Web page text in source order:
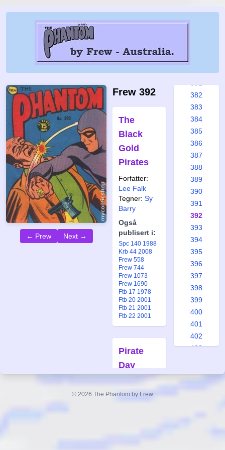
← Prew Next →
Frew 392
The
Black
Gold
Pirates
Forfatter:
Lee Falk
Tegner: Sy
Barry
Også
publisert i:
Spc 140 1988
Krb 44 2008
Frew 558
Frew 744
Frew 1073
Frew 1690
Ftb 17 1978
Ftb 20 2001
Ftb 21 2001
Ftb 22 2001
Pirate
Day
Lee Falk
Tegner:
375
382
383
384
385
386
387
388
389
390
391
392
393
394
395
396
397
398
399
400
401
402
403
© 2026 The Phantom by Frew